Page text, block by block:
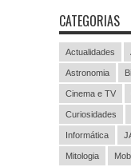
CATEGORIAS
Actualidades
Astronomia
Cinema e TV
Curiosidades
Informática
Mitologia